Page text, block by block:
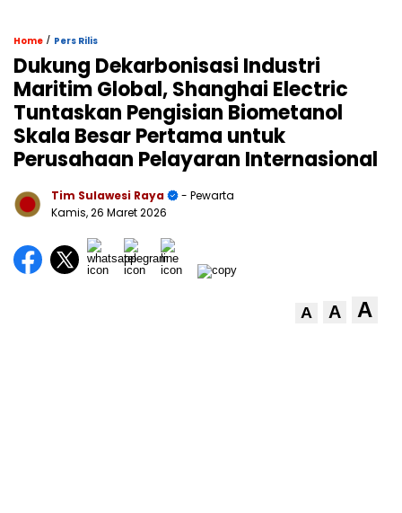
Home / Pers Rilis
Dukung Dekarbonisasi Industri
Maritim Global, Shanghai Electric
Tuntaskan Pengisian Biometanol
Skala Besar Pertama untuk
Perusahaan Pelayaran Internasional
Tim Sulawesi Raya
- Pewarta
Kamis, 26 Maret 2026
A A A